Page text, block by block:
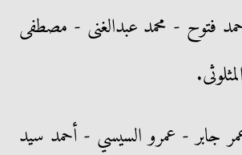
فتوح - محمد عبدالغنى - مصطفى
جابر - عمرو السيسي - أحمد سيد